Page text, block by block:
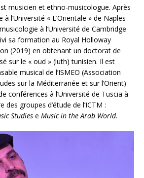
musicien et ethno-musicologue. Après
à l’Université « L’Orientale » de Naples
à l’Université de Cambridge
sa formation au Royal Holloway
(2019) en obtenant un doctorat de
sur le « oud » (luth) tunisien. Il est
musical de l’ISMEO (Association
sur la Méditerranée et sur l’Orient)
conférences à l’Université de Tuscia à
des groupes d’étude de l’ICTM :
Studies e Music in the Arab World.